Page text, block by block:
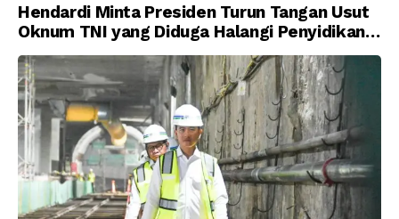
Hendardi Minta Presiden Turun Tangan Usut
Oknum TNI yang Diduga Halangi Penyidikan
Korupsi